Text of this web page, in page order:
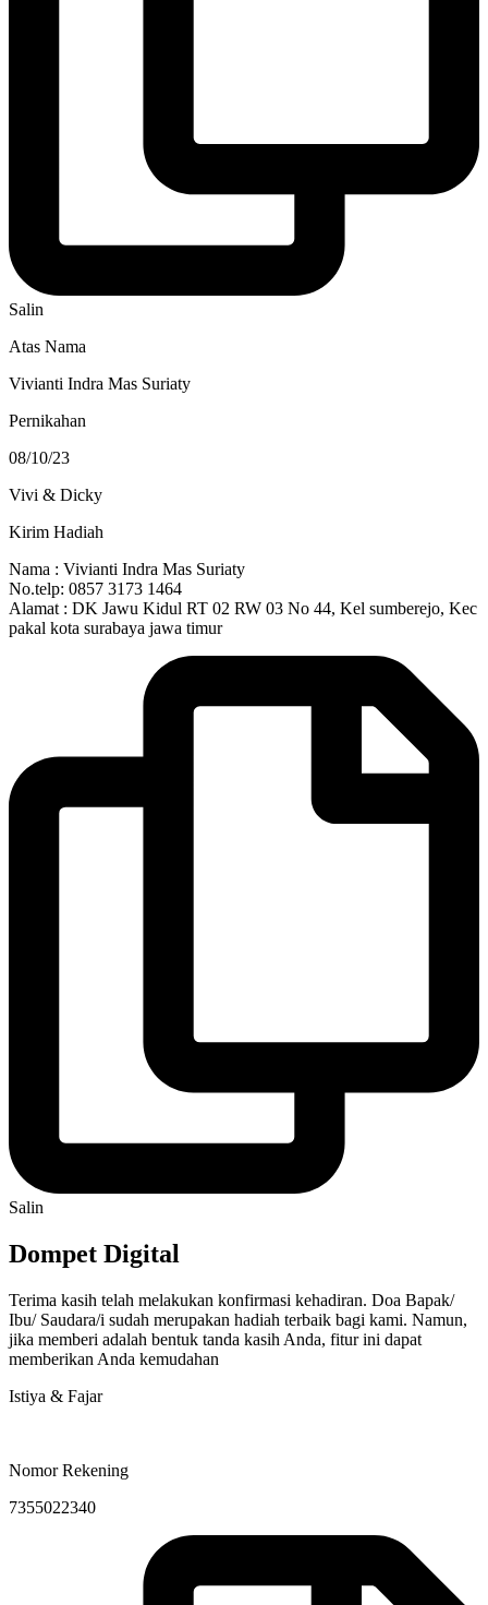
Salin
Atas Nama
Vivianti Indra Mas Suriaty
Pernikahan
08/10/23
Vivi & Dicky
Kirim Hadiah
Nama : Vivianti Indra Mas Suriaty
No.telp: 0857 3173 1464
Alamat : DK Jawu Kidul RT 02 RW 03 No 44, Kel sumberejo, Kec
pakal kota surabaya jawa timur
Salin
Dompet Digital
Terima kasih telah melakukan konfirmasi kehadiran. Doa Bapak/
Ibu/ Saudara/i sudah merupakan hadiah terbaik bagi kami. Namun,
jika memberi adalah bentuk tanda kasih Anda, fitur ini dapat
memberikan Anda kemudahan
Istiya & Fajar
Nomor Rekening
7355022340